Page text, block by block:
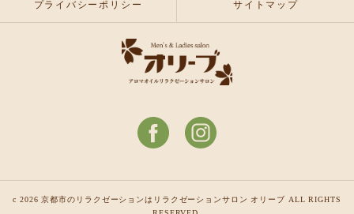
プライバシーポリシー サイトマップ
c 2026 京都市のリラクゼーションはリラクゼーションサロン オリーブ ALL RIGHTS